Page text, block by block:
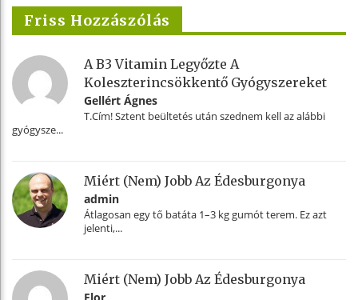
Friss Hozzászólás
A B3 Vitamin Legyőzte A
Koleszterincsökkentő Gyógyszereket
Gellért Ágnes
T.Cím! Sztent beültetés után szednem kell az alábbi
gyógysze...
Miért (nem) Jobb Az Édesburgonya
admin
Átlagosan egy tő batáta 1–3 kg gumót terem. Ez azt
jelenti,...
Miért (nem) Jobb Az Édesburgonya
Flor